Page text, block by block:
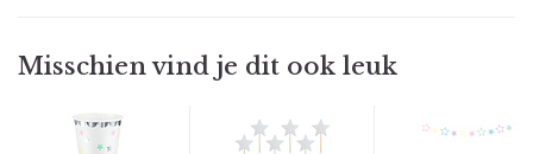
Misschien vind je dit ook leuk